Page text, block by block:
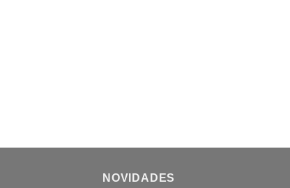
NOVIDADES